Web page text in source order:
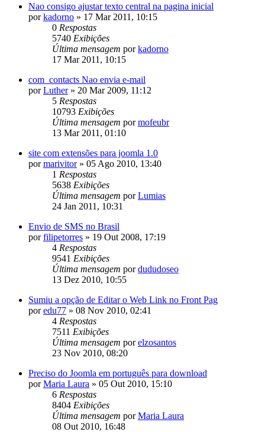
Nao consigo ajustar texto central na pagina inicial
porkadorno » 17 Mar 2011, 10:15
0 Respostas
5740 Exibições
Última mensagem porkadorno
17 Mar 2011, 10:15
com_contacts Nao envia e-mail
porLuther» 20 Mar 2009, 11:12
5 Respostas
10793 Exibições
Última mensagem pormofeubr
13 Mar 2011, 01:10
site com extensões para joomla 1.0
pormarivitor» 05 Ago 2010, 13:40
1 Respostas
5638 Exibições
Última mensagem porLumias
24 Jan 2011, 10:31
Envio de SMS no Brasil
porfilipetorres » 19 Out 2008, 17:19
4 Respostas
9541 Exibições
Última mensagem pordududoseo
13 Dez 2010, 10:55
Sumiu a opção de Editar o Web Link no Front Pag
poredu77 » 08 Nov 2010, 02:41
4 Respostas
7511 Exibições
Última mensagem porelzosantos
23 Nov 2010, 08:20
Preciso do Joomla em português para download
porMaria Laura » 05 Out 2010, 15:10
6 Respostas
8404 Exibições
Última mensagem porMaria Laura
08 Out 2010, 16:48